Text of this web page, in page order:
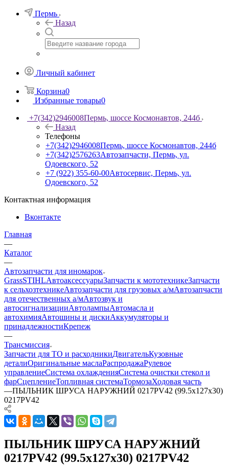
Пермь
Назад
Личный кабинет
Корзина0
Избранные товары0
+7(342)2946008Пермь, шоссе Космонавтов, 244б
Назад
Телефоны
+7(342)2946008Пермь, шоссе Космонавтов, 244б
+7(342)2576263Автозапчасти, Пермь, ул.
Одоевского, 52
+7 (922) 355-60-00Автосервис, Пермь, ул.
Одоевского, 52
Контактная информация
Вконтакте
Главная
—
Каталог
—
Автозапчасти для иномарок
GrassSTIHLАвтоаксессуарыЗапчасти к мототехникеЗапчасти
к сельхозтехникеАвтозапчасти для грузовых а/мАвтозапчасти
для отечественных а/мАвтозвук и
автосигнализацииАвтолампыАвтомасла и
автохимияАвтошины и дискиАккумуляторы и
принадлежностиКрепеж
—
Трансмиссия
Запчасти для ТО и расходникиДвигательКузовные
деталиОригинальные маслаРаспродажаРулевое
управлениеСистема охлажденияСистема очистки стекол и
фарСцеплениеТопливная системаТормозаХодовая часть
—ПЫЛЬНИК ШРУСА НАРУЖНИЙ 0217PV42 (99.5x127x30)
0217PV42
ПЫЛЬНИК ШРУСА НАРУЖНИЙ
0217PV42 (99.5x127x30) 0217PV42